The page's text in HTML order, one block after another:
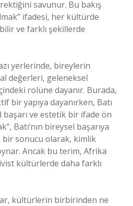
savunur. Bu bakış
ifadesi, her kültürde
ve farklı şekillerde
yerlerinde, bireylerin
değerleri, geleneksel
rolüne dayanır. Burada,
bir yapıya dayanırken, Batı
ve estetik bir ifade ön
Batı’nın bireysel başarıya
sonucu olarak, kimlik
Ancak bu terim, Afrika
kültürlerde daha farklı
kültürlerin birbirinden ne